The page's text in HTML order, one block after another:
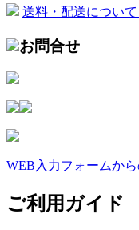
送料・配送につい
お問合せ
WEB入力フォームか
ご利用ガイド